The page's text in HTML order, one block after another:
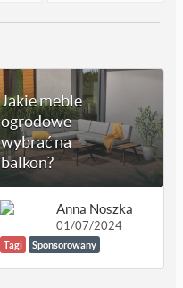
Jakie meble
ogrodowe
wybrać na
balkon?
Anna Noszka
01/07/2024
Tagi Sponsorowany